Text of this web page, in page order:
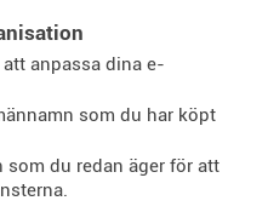
anpassa dina e-
som du har köpt
som du redan äger för att